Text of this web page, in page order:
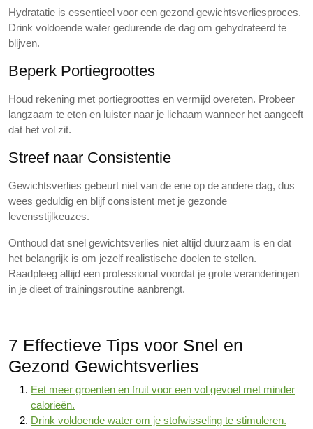
Hydratatie is essentieel voor een gezond gewichtsverliesproces.
Drink voldoende water gedurende de dag om gehydrateerd te
blijven.
Beperk Portiegroottes
Houd rekening met portiegroottes en vermijd overeten. Probeer
langzaam te eten en luister naar je lichaam wanneer het aangeeft
dat het vol zit.
Streef naar Consistentie
Gewichtsverlies gebeurt niet van de ene op de andere dag, dus
wees geduldig en blijf consistent met je gezonde
levensstijlkeuzes.
Onthoud dat snel gewichtsverlies niet altijd duurzaam is en dat
het belangrijk is om jezelf realistische doelen te stellen.
Raadpleeg altijd een professional voordat je grote veranderingen
in je dieet of trainingsroutine aanbrengt.
7 Effectieve Tips voor Snel en
Gezond Gewichtsverlies
Eet meer groenten en fruit voor een vol gevoel met minder
calorieën.
Drink voldoende water om je stofwisseling te stimuleren.